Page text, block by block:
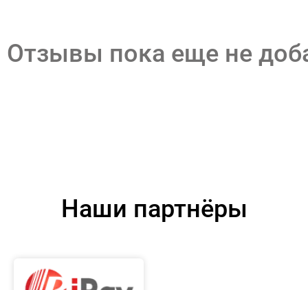
Отзывы пока еще не
Наши партнёры